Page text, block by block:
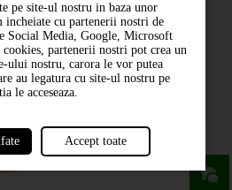
ABONARE
pe site-ul nostru in baza unor
incheiate cu partenerii nostri de
Social Media, Google, Microsoft
partenerii nostri pot crea un
nostru, carora le vor putea
au legatura cu site-ul nostru pe
le acceseaza.
Accept toate